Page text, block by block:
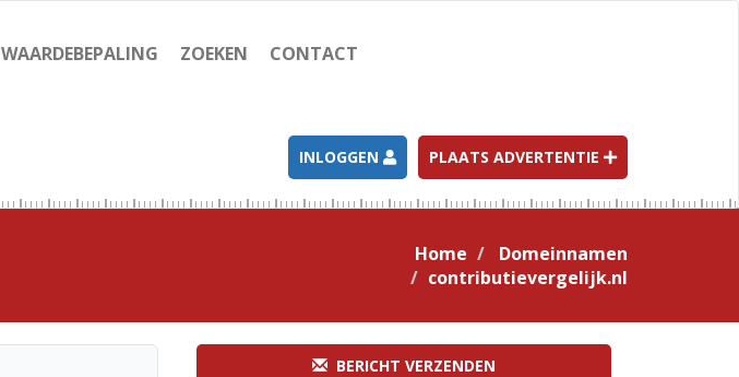
WAARDEBEPALING ZOEKEN CONTACT
INLOGGEN PLAATS ADVERTENTIE
Home
Domeinnamen
contributievergelijk.nl
BERICHT VERZENDEN